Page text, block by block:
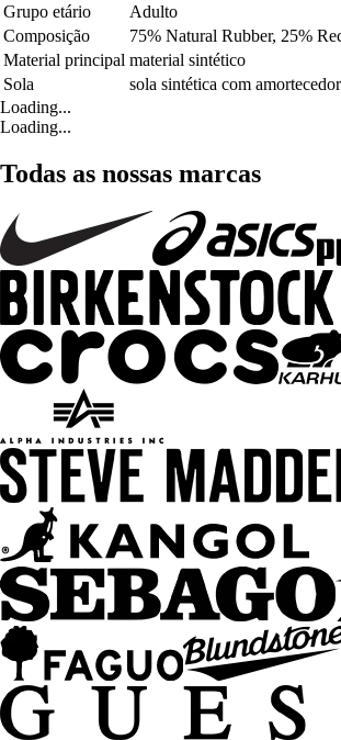
Grupo etário
Adulto
Composição
75% Natural Rubber, 25%
Material principal material sintético
Sola
sola sintética com
Loading...
Loading...
Todas as nossas marcas